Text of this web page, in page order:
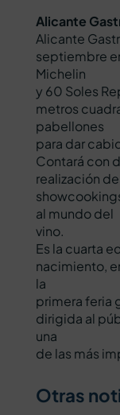
Alicante
Alicante
septiembre
Michelin
y 60 Soles
metros
pabellones
para dar
Contará con
realización
al mundo del
vino.
Es la cuarta
nacimiento,
la
primera feria
dirigida al
una
de las más
Otras